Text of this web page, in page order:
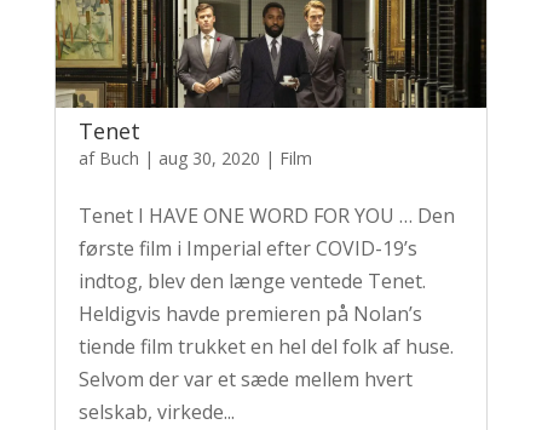
Tenet
af Buch | aug 30, 2020 | Film
Tenet I HAVE ONE WORD FOR YOU … Den
første film i Imperial efter COVID-19’s
indtog, blev den længe ventede Tenet.
Heldigvis havde premieren på Nolan’s
tiende film trukket en hel del folk af huse.
Selvom der var et sæde mellem hvert
selskab, virkede...